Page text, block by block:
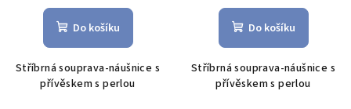
Do košíku
Stříbrná souprava-náušnice s
přívěskem s perlou
Do košíku
Stříbrná souprava-náušnice s
přívěskem s perlou